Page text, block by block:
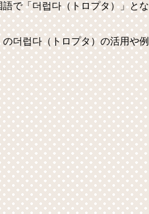
語で「더럽다（トロプタ）」とな
더럽다（トロプタ）の活用や例